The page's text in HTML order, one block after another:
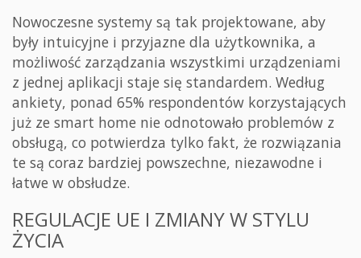
Nowoczesne systemy są tak projektowane, aby
były intuicyjne i przyjazne dla użytkownika, a
możliwość zarządzania wszystkimi urządzeniami
z jednej aplikacji staje się standardem. Według
ankiety, ponad 65% respondentów korzystających
już ze smart home nie odnotowało problemów z
obsługą, co potwierdza tylko fakt, że rozwiązania
te są coraz bardziej powszechne, niezawodne i
łatwe w obsłudze.
REGULACJE UE I ZMIANY W STYLU
ŻYCIA